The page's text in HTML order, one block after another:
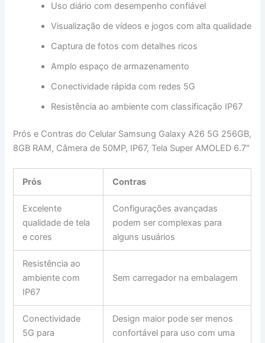
Uso diário com desempenho confiável
Visualização de vídeos e jogos com alta qualidade
Captura de fotos com detalhes ricos
Amplo espaço de armazenamento
Conectividade rápida com redes 5G
Resistência ao ambiente com classificação IP67
Prós e Contras do Celular Samsung Galaxy A26 5G 256GB,
8GB RAM, Câmera de 50MP, IP67, Tela Super AMOLED 6.7″
Prós Contras
Excelente
qualidade de tela
e cores
Configurações avançadas
podem ser complexas para
alguns usuários
Resistência ao
ambiente com
IP67
Sem carregador na embalagem
Conectividade
5G para
Design maior pode ser menos
confortável para uso com uma